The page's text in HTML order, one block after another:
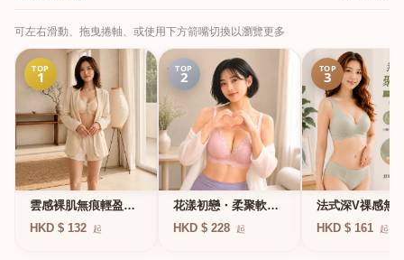
可左右滑動、拖曳捲軸、或使用下方箭嘴切換以瀏覽更多
TOP
1
雲感裸肌無痕輕盈無
鋼圈內衣
HKD $ 132 起
TOP
2
花漾初戀・柔聚軟鋼
圈蕾絲內衣
HKD $ 228 起
TOP
3
法式深V祼感無
凍軟支撐條無鋼
HKD $ 161 起